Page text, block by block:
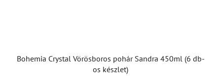
Bohemia Crystal Vörösboros pohár Sandra 450ml (6 db-
os készlet)